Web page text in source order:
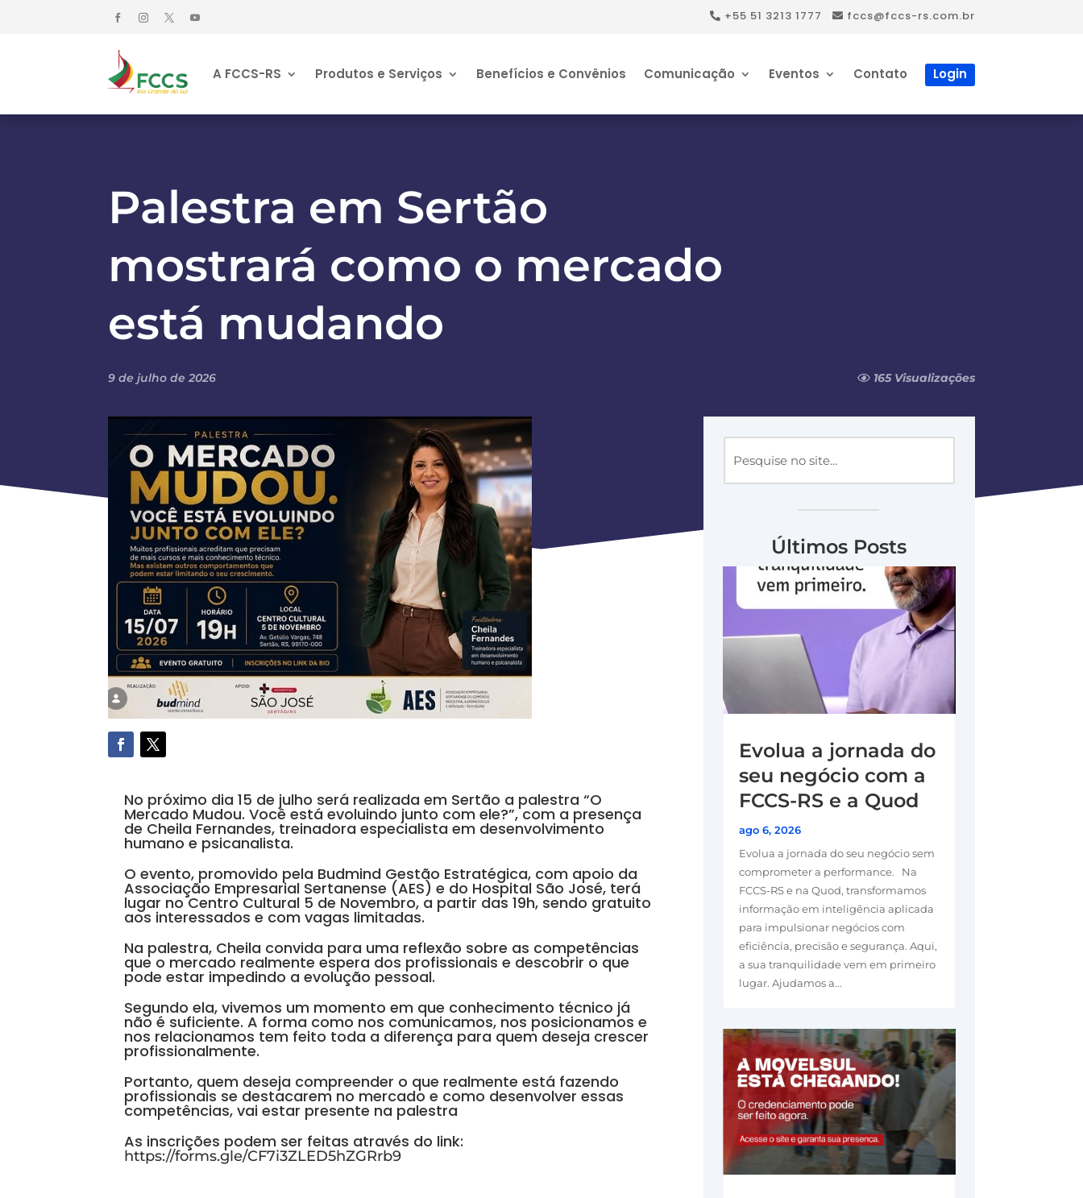
+55 51 3213 1777 fccs@fccs-rs.com.br
A FCCS-RS Produtos e Serviços Benefícios e Convênios Comunicação Eventos Contato Login
Palestra em Sertão
mostrará como o mercado
está mudando
9 de julho de 2026 165 Visualizações
No próximo dia 15 de julho será realizada em Sertão a palestra “O
Mercado Mudou. Você está evoluindo junto com ele?”, com a presença
de Cheila Fernandes, treinadora especialista em desenvolvimento
humano e psicanalista.
O evento, promovido pela Budmind Gestão Estratégica, com apoio da
Associação Empresarial Sertanense (AES) e do Hospital São José, terá
lugar no Centro Cultural 5 de Novembro, a partir das 19h, sendo gratuito
aos interessados e com vagas limitadas.
Na palestra, Cheila convida para uma reflexão sobre as competências
que o mercado realmente espera dos profissionais e descobrir o que
pode estar impedindo a evolução pessoal.
Segundo ela, vivemos um momento em que conhecimento técnico já
não é suficiente. A forma como nos comunicamos, nos posicionamos e
nos relacionamos tem feito toda a diferença para quem deseja crescer
profissionalmente.
Portanto, quem deseja compreender o que realmente está fazendo
profissionais se destacarem no mercado e como desenvolver essas
competências, vai estar presente na palestra
As inscrições podem ser feitas através do link:
https://forms.gle/CF7i3ZLED5hZGRrb9
Últimos Posts
Evolua a jornada do
seu negócio com a
FCCS-RS e a Quod
ago 6, 2026
Evolua a jornada do seu negócio sem
comprometer a performance. Na
FCCS-RS e na Quod, transformamos
informação em inteligência aplicada
para impulsionar negócios com
eficiência, precisão e segurança. Aqui,
a sua tranquilidade vem em primeiro
lugar. Ajudamos a...